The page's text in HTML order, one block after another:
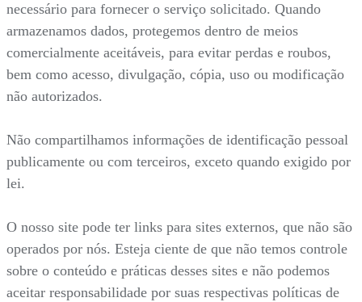
necessário para fornecer o serviço solicitado. Quando
armazenamos dados, protegemos dentro de meios
comercialmente aceitáveis, para evitar perdas e roubos,
bem como acesso, divulgação, cópia, uso ou modificação
não autorizados.
Não compartilhamos informações de identificação pessoal
publicamente ou com terceiros, exceto quando exigido por
lei.
O nosso site pode ter links para sites externos, que não são
operados por nós. Esteja ciente de que não temos controle
sobre o conteúdo e práticas desses sites e não podemos
aceitar responsabilidade por suas respectivas políticas de